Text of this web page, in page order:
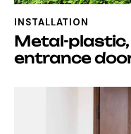
INSTALLATION
Metal-
entrance